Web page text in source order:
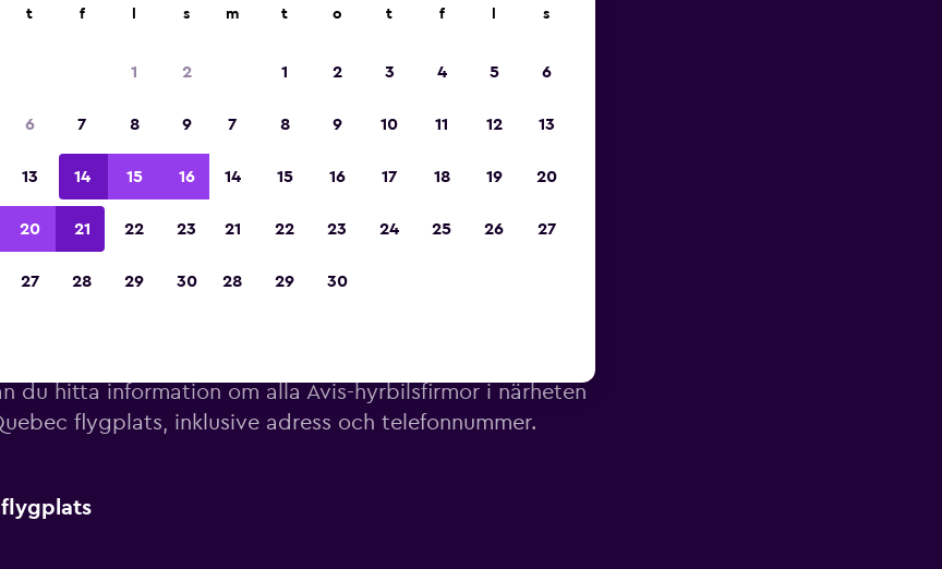
2023
du hitta information om alla Avis-hyrbilsfirmor i närheten
flygplats, inklusive adress och telefonnummer.
flygplats
t f s
1 2
6 7 8 9
13 14 15 16
20 21 22 23
27 28 29 30
m t o t f s
1 2 3 4 5 6
7 8 9 10 11 12 13
14 15 16 17 18 19 20
21 22 23 24 25 26 27
28 29 30